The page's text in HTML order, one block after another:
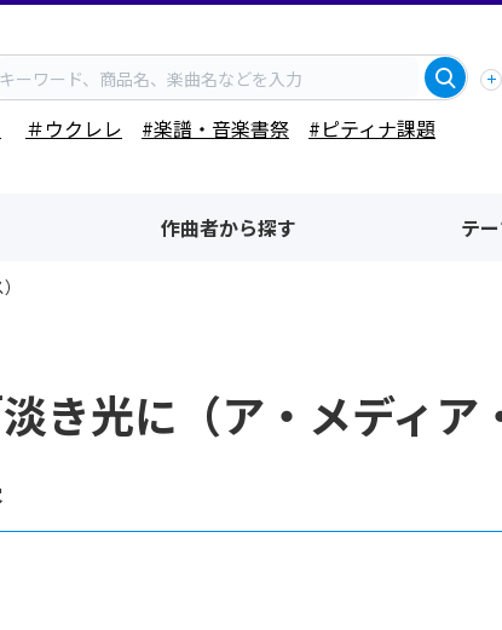
＃ウクレレ #楽譜・音楽書祭
#ピティナ課題
作曲者から探す テ
き光に（ア・メディ